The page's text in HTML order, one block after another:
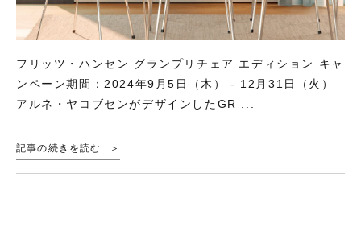
フリッツ・ハンセン グランプリチェア エディション キャ
ンペーン期間：2024年9月5日（木） - 12月31日（火）
アルネ・ヤコブセンがデザインしたGR ...
記事の続きを読む